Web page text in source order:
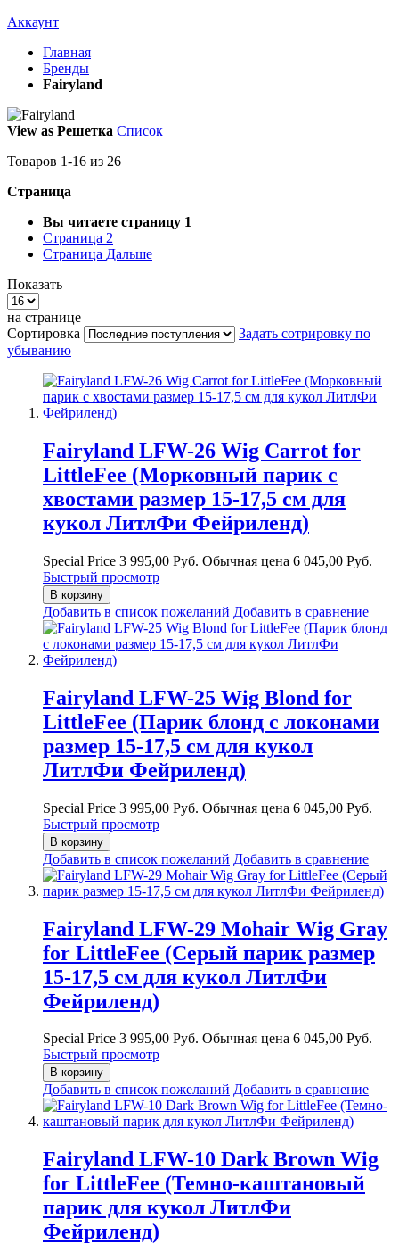
Аккаунт
Главная
Бренды
Fairyland
View as Решетка Список
Товаров 1-16 из 26
Страница
Вы читаете страницу 1
Страница 2
Страница Дальше
Показать
на странице
Сортировка
Задать сотрировку по
убыванию
Fairyland LFW-26 Wig Carrot for
LittleFee (Морковный парик с
хвостами размер 15-17,5 см для
кукол ЛитлФи Фейриленд)
Special Price 3 995,00 Руб. Обычная цена 6 045,00 Руб.
Быстрый просмотр
В корзину
Добавить в список пожеланий Добавить в сравнение
Fairyland LFW-25 Wig Blond for
LittleFee (Парик блонд с локонами
размер 15-17,5 см для кукол
ЛитлФи Фейриленд)
Special Price 3 995,00 Руб. Обычная цена 6 045,00 Руб.
Быстрый просмотр
В корзину
Добавить в список пожеланий Добавить в сравнение
Fairyland LFW-29 Mohair Wig Gray
for LittleFee (Серый парик размер
15-17,5 см для кукол ЛитлФи
Фейриленд)
Special Price 3 995,00 Руб. Обычная цена 6 045,00 Руб.
Быстрый просмотр
В корзину
Добавить в список пожеланий Добавить в сравнение
Fairyland LFW-10 Dark Brown Wig
for LittleFee (Темно-каштановый
парик для кукол ЛитлФи
Фейриленд)